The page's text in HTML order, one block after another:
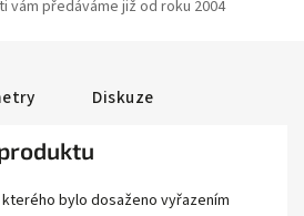
vám předáváme již od roku 2004
Diskuze
bylo dosaženo vyřazením